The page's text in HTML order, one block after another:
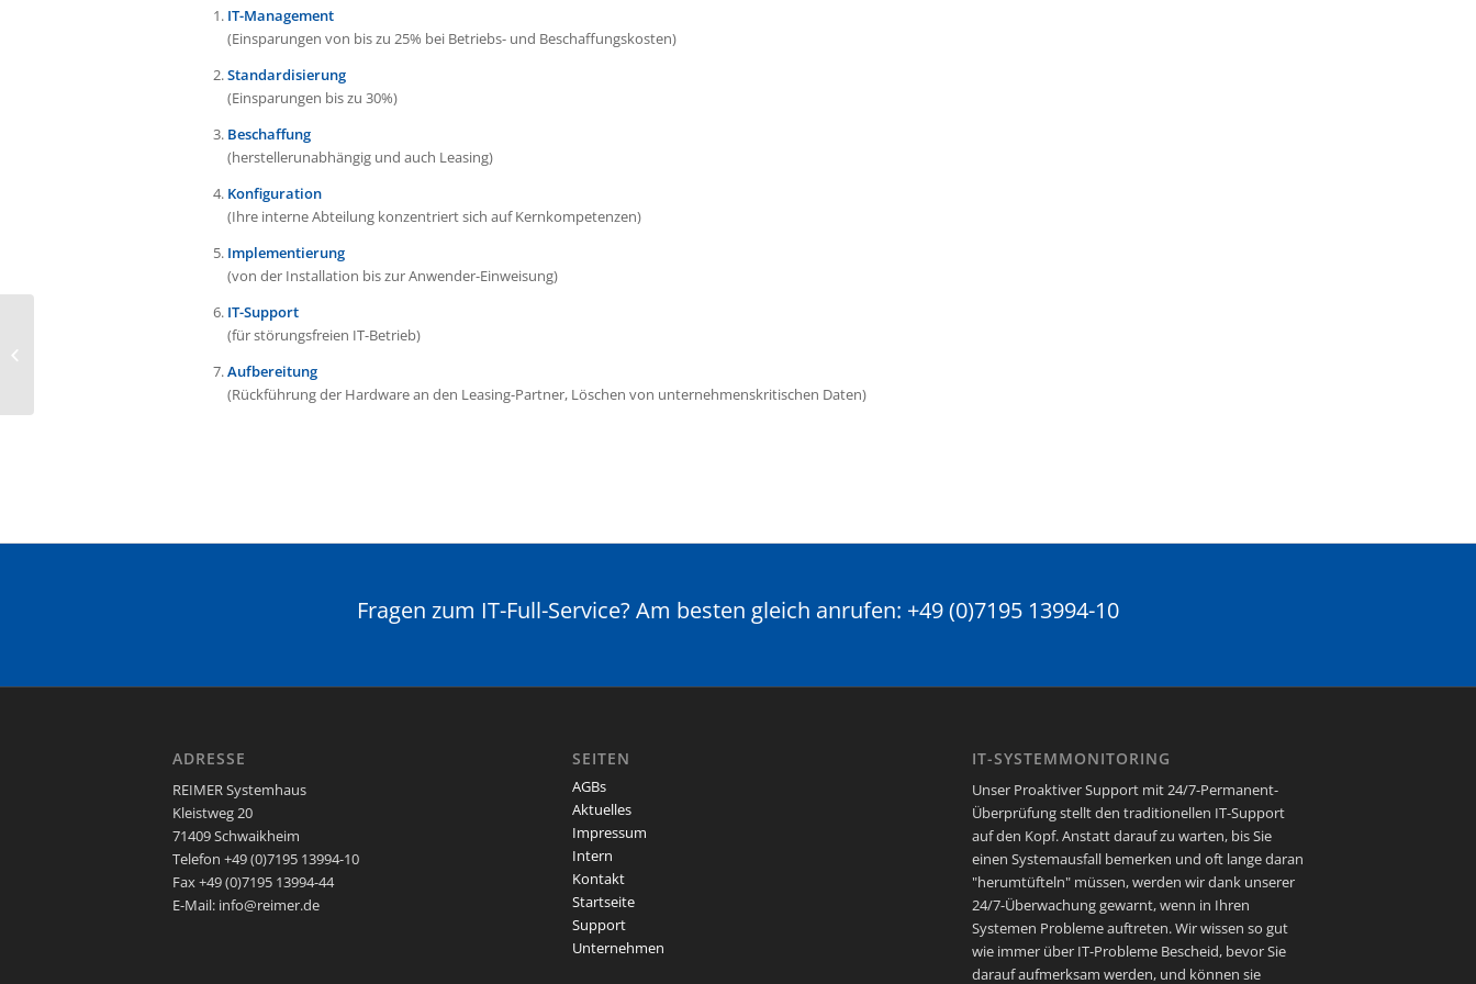
IT-Management
(Einsparungen von bis zu 25% bei Betriebs- und Beschaffungskosten)
Standardisierung
(Einsparungen bis zu 30%)
Beschaffung
(herstellerunabhängig und auch Leasing)
Konfiguration
(Ihre interne Abteilung konzentriert sich auf Kernkompetenzen)
Implementierung
(von der Installation bis zur Anwender-Einweisung)
IT-Support
(für störungsfreien IT-Betrieb)
Aufbereitung
(Rückführung der Hardware an den Leasing-Partner, Löschen von unternehmenskritischen Daten)
Fragen zum IT-Full-Service? Am besten gleich anrufen: +49 (0)7195 13994-10
ADRESSE
REIMER Systemhaus
Kleistweg 20
71409 Schwaikheim
Telefon +49 (0)7195 13994-10
Fax +49 (0)7195 13994-44
E-Mail: info@reimer.de
SEITEN
AGBs
Aktuelles
Impressum
Intern
Kontakt
Startseite
Support
Unternehmen
IT-SYSTEMMONITORING
Unser Proaktiver Support mit 24/7-Permanent-
Überprüfung stellt den traditionellen IT-Support
auf den Kopf. Anstatt darauf zu warten, bis Sie
einen Systemausfall bemerken und oft lange daran
"herumtüfteln" müssen, werden wir dank unserer
24/7-Überwachung gewarnt, wenn in Ihren
Systemen Probleme auftreten. Wir wissen so gut
wie immer über IT-Probleme Bescheid, bevor Sie
darauf aufmerksam werden, und können sie